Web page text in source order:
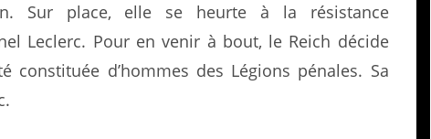
Sur place, elle se heurte à la résistance
Leclerc. Pour en venir à bout, le Reich décide
constituée d’hommes des Légions pénales. Sa